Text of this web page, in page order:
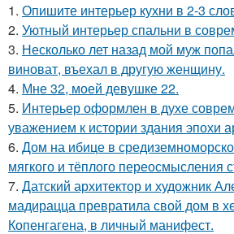
1. Опишите интерьер кухни в 2-3
2. Уютный интерьер спальни в
3. Несколько лет назад мой муж
виноват, въехал в другую женщину.
4. Мне 32, моей девушке 22.
5. Интерьер оформлен в духе
уважением к истории здания эпохи
6. Дом на ибице в
мягкого и тёплого переосмысления
7. Датский архитектор и художник
мадирацца превратила свой дом в
Копенгагена, в личный манифест.